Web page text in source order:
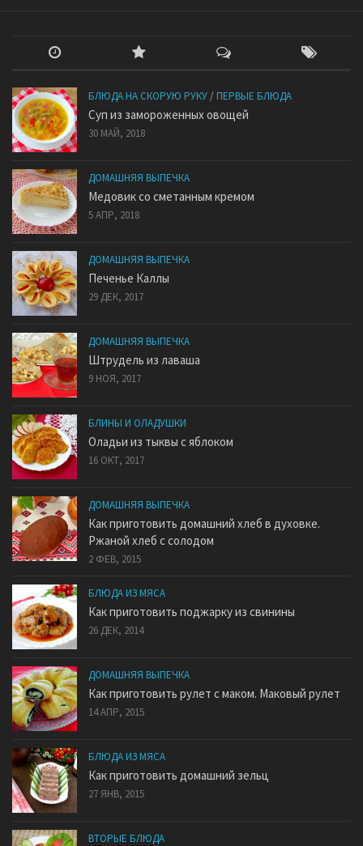
БЛЮДА НА СКОРУЮ РУКУ/ПЕРВЫЕ БЛЮДА
Суп из замороженных овощей
30 МАЙ, 2018
ДОМАШНЯЯ ВЫПЕЧКА
Медовик со сметанным кремом
5 АПР, 2018
ДОМАШНЯЯ ВЫПЕЧКА
Печенье Каллы
29 ДЕК, 2017
ДОМАШНЯЯ ВЫПЕЧКА
Штрудель из лаваша
9 НОЯ, 2017
БЛИНЫ И ОЛАДУШКИ
Оладьи из тыквы с яблоком
16 ОКТ, 2017
ДОМАШНЯЯ ВЫПЕЧКА
Как приготовить домашний хлеб в духовке.
Ржаной хлеб с солодом
2 ФЕВ, 2015
БЛЮДА ИЗ МЯСА
Как приготовить поджарку из свинины
26 ДЕК, 2014
ДОМАШНЯЯ ВЫПЕЧКА
Как приготовить рулет с маком. Маковый рулет
14 АПР, 2015
БЛЮДА ИЗ МЯСА
Как приготовить домашний зельц
27 ЯНВ, 2015
ВТОРЫЕ БЛЮДА